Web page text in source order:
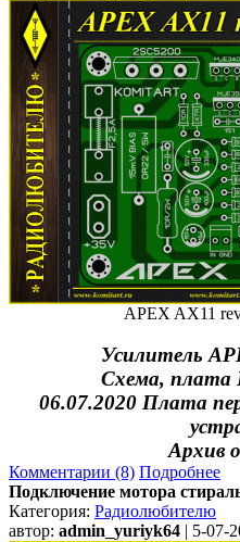
APEX AX11
Усилитель
Схема, плата
06.07.2020 Плата
Архив
Комментарии (8) Подробнее
Подключение мотора
Категория: Радиолюбителю
автор: admin_yuriyk64 | 5-07-